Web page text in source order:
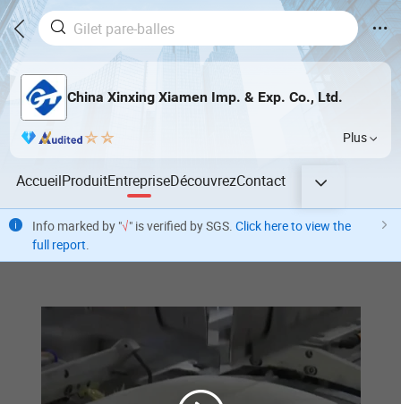
China Xinxing Xiamen Imp. & Exp. Co., Ltd.
Plus
AccueilProduitEntrepriseDécouvrezContact
Info marked by "√" is verified by SGS. Click here to view the
full report.